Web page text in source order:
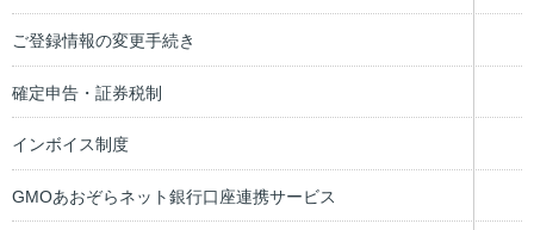
ご登録情報の変更手続き
確定申告・証券税制
インボイス制度
GMOあおぞらネット銀行口座連携サービス